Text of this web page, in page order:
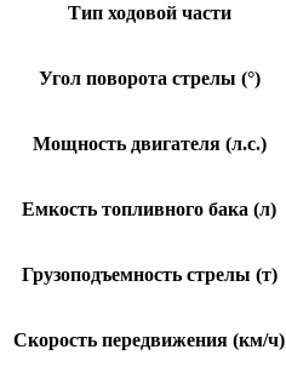
Тип ходовой части
Угол поворота стрелы (°)
Мощность двигателя (л.с.)
Емкость топливного бака (л)
Грузоподъемность стрелы (т)
Скорость передвижения (км/ч)